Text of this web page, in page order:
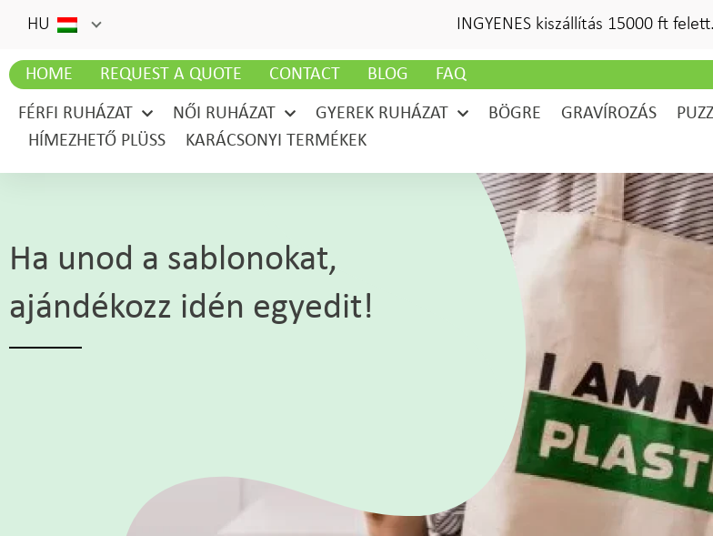
HU INGYENES kiszállítás 15000 ft felett.
HOME REQUEST A QUOTE CONTACT BLOG FAQ
FÉRFI RUHÁZAT NŐI RUHÁZAT GYEREK RUHÁZAT BÖGRE GRAVÍROZÁS
HÍMEZHETŐ PLÜSS
KARÁCSONYI TERMÉKEK
Ha unod a sablonokat,
ajándékozz idén egyedit!